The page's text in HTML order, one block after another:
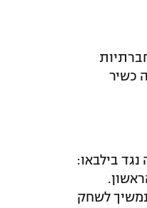
כשיר
בילבאו:
לשחק